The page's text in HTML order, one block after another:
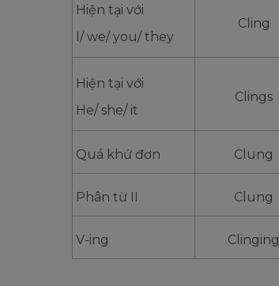
Hiện tại với
I/ we/ you/ they
Cling
Hiện tại với
He/ she/ it
Clings
Quá khứ đơn Clung
Phân từ II Clung
V-ing Clinging